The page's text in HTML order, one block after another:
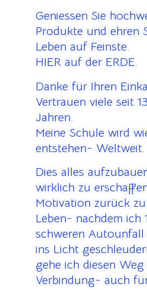
Geniessen Sie
Produkte und ehren
Leben auf Feinste.
HIER auf der ERDE.
Danke für Ihren
Vertrauen viele seit
Jahren.
Meine Schule wird
entstehen- Weltweit.
Dies alles
wirklich zu
Motivation zurück
Leben- nachdem ich
schweren Autounfall
ins Licht
gehe ich diesen
Verbindung- auch